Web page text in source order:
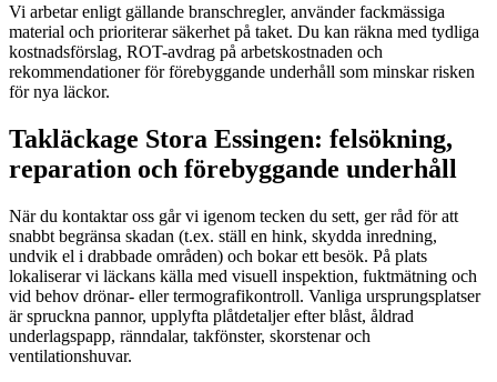
Vi arbetar enligt gällande branschregler, använder fackmässiga
material och prioriterar säkerhet på taket. Du kan räkna med tydliga
kostnadsförslag, ROT-avdrag på arbetskostnaden och
rekommendationer för förebyggande underhåll som minskar risken
för nya läckor.
Takläckage Stora Essingen: felsökning,
reparation och förebyggande underhåll
När du kontaktar oss går vi igenom tecken du sett, ger råd för att
snabbt begränsa skadan (t.ex. ställ en hink, skydda inredning,
undvik el i drabbade områden) och bokar ett besök. På plats
lokaliserar vi läckans källa med visuell inspektion, fuktmätning och
vid behov drönar- eller termografikontroll. Vanliga ursprungsplatser
är spruckna pannor, upplyfta plåtdetaljer efter blåst, åldrad
underlagspapp, ränndalar, takfönster, skorstenar och
ventilationshuvar.